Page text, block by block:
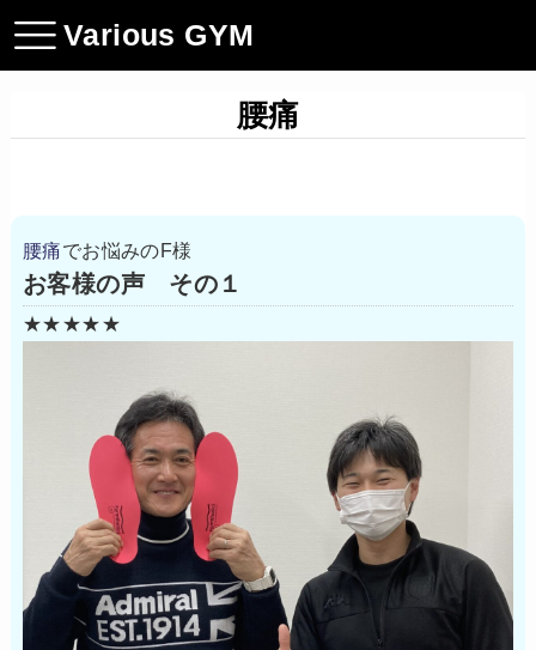
Various GYM
腰痛
腰痛でお悩みのF様
お客様の声 その１
★★★★★